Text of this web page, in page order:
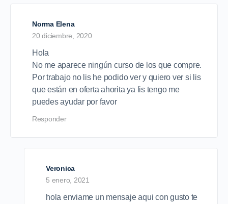
Norma Elena
20 diciembre, 2020
Hola
No me aparece ningún curso de los que compre.
Por trabajo no lis he podido ver y quiero ver si lis
que están en oferta ahorita ya lis tengo me
puedes ayudar por favor
Responder
Veronica
5 enero, 2021
hola enviame un mensaje aqui con gusto te